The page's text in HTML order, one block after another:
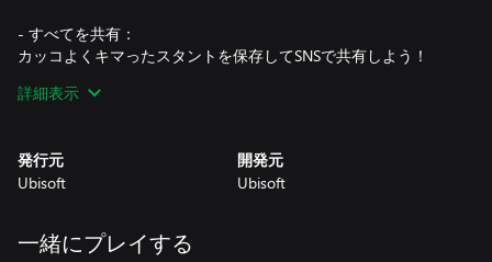
- すべてを共有：
カッコよくキマったスタントを保存してSNSで共有しよう！
ゴールドエディションには、ゲームと、次のコンテンツにアク
ードコンテンツパック3種
- 10,000 Steepクレジット
- 特別おもしろコスチューム
詳細表示
発行元
Ubisoft
開発元
Ubisoft
一緒にプレイする